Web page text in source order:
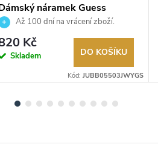
náramek Guess
Až 100 dní na vrácení zboží.
Autorizovaný prodejce.
Kč
Skladem DO KOŠÍKU
Kód: JUBB05503JWYGS